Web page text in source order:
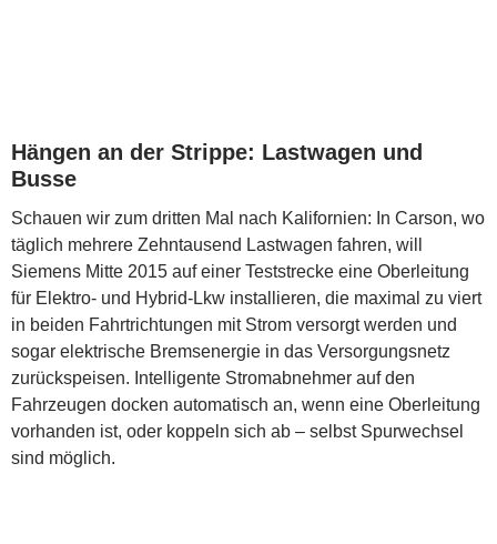
Hängen an der Strippe: Lastwagen und
Busse
Schauen wir zum dritten Mal nach Kalifornien: In Carson, wo
täglich mehrere Zehntausend Lastwagen fahren, will
Siemens Mitte 2015 auf einer Teststrecke eine Oberleitung
für Elektro- und Hybrid-Lkw installieren, die maximal zu viert
in beiden Fahrtrichtungen mit Strom versorgt werden und
sogar elektrische Bremsenergie in das Versorgungsnetz
zurückspeisen. Intelligente Stromabnehmer auf den
Fahrzeugen docken automatisch an, wenn eine Oberleitung
vorhanden ist, oder koppeln sich ab – selbst Spurwechsel
sind möglich.